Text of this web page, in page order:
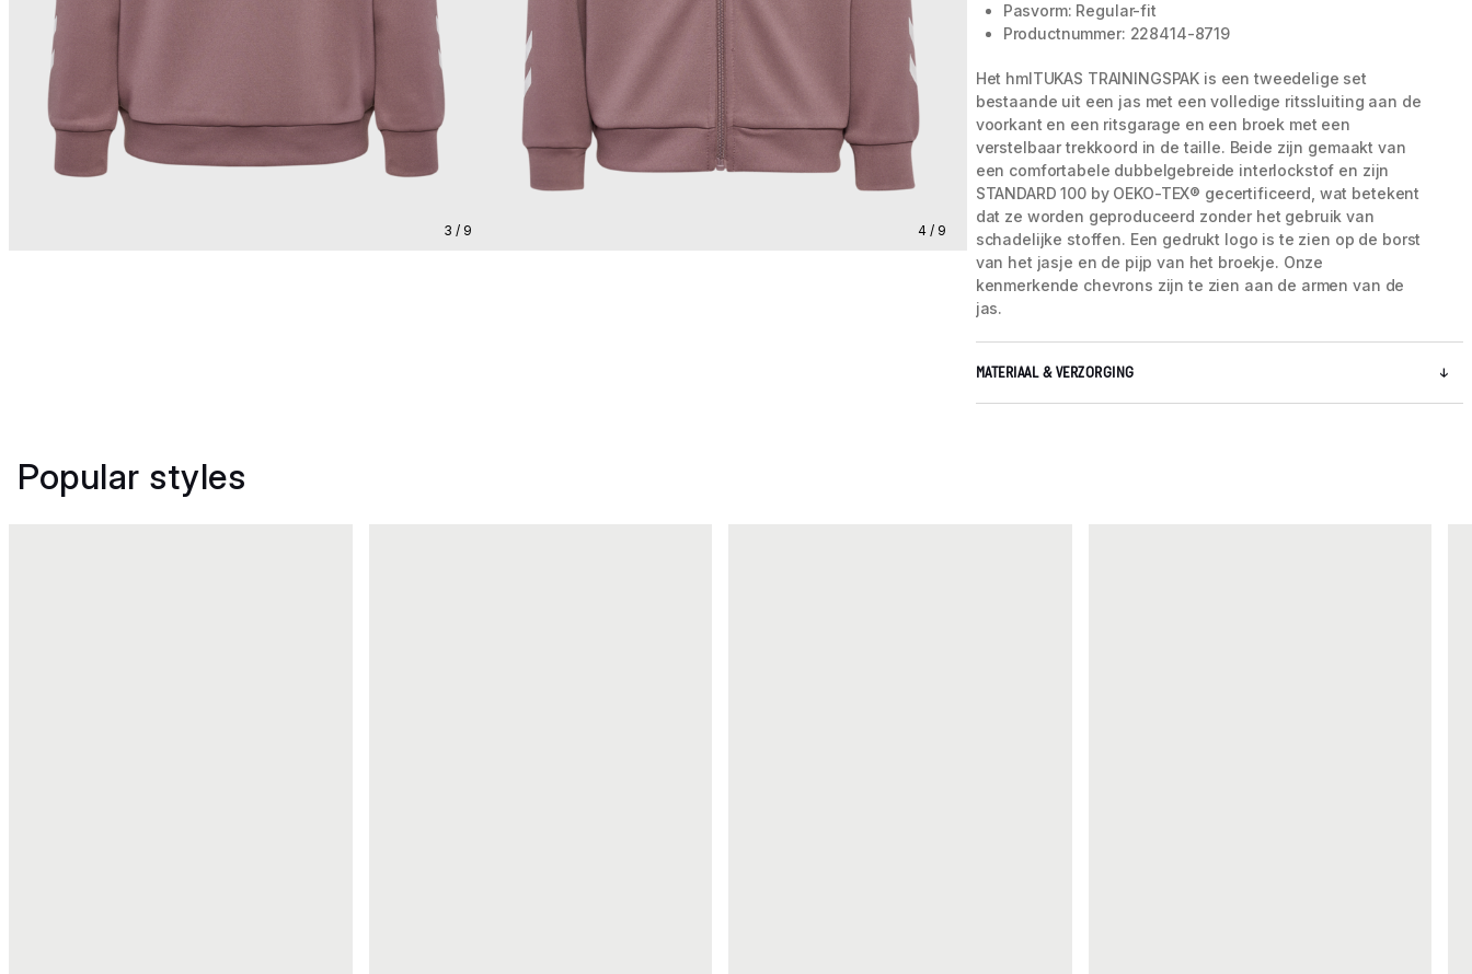
3 / 9 4 / 9
Pasvorm: Regular-fit
Productnummer: 228414-8719
Het hmlTUKAS TRAININGSPAK is een tweedelige set
bestaande uit een jas met een volledige ritssluiting aan de
voorkant en een ritsgarage en een broek met een
verstelbaar trekkoord in de taille. Beide zijn gemaakt van
een comfortabele dubbelgebreide interlockstof en zijn
STANDARD 100 by OEKO-TEX® gecertificeerd, wat betekent
dat ze worden geproduceerd zonder het gebruik van
schadelijke stoffen. Een gedrukt logo is te zien op de borst
van het jasje en de pijp van het broekje. Onze
kenmerkende chevrons zijn te zien aan de armen van de
jas.
MATERIAAL & VERZORGING
Popular styles